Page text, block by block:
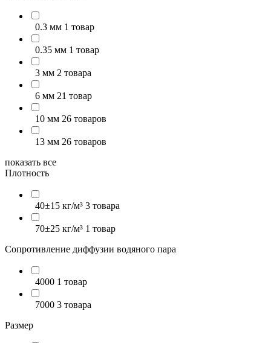
0.3 мм 1 товар
0.35 мм 1 товар
3 мм 2 товара
6 мм 21 товар
10 мм 26 товаров
13 мм 26 товаров
показать все
Плотность
40±15 кг/м³ 3 товара
70±25 кг/м³ 1 товар
Сопротивление диффузии водяного пара
4000 1 товар
7000 3 товара
Размер